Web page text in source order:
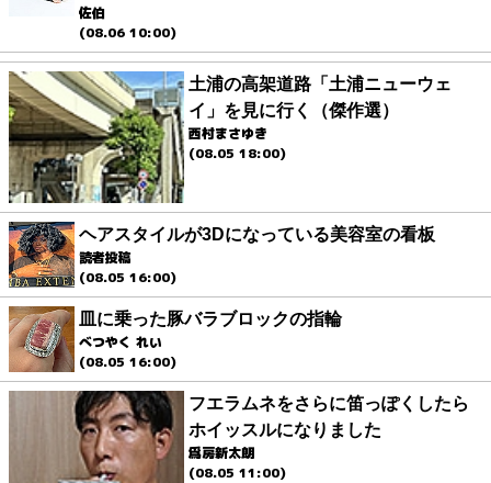
佐伯
(08.06 10:00)
土浦の高架道路「土浦ニューウェ
イ」を見に行く（傑作選）
西村まさゆき
(08.05 18:00)
ヘアスタイルが3Dになっている美容室の看板
読者投稿
(08.05 16:00)
皿に乗った豚バラブロックの指輪
べつやく れい
(08.05 16:00)
フエラムネをさらに笛っぽくしたら
ホイッスルになりました
爲房新太朗
(08.05 11:00)